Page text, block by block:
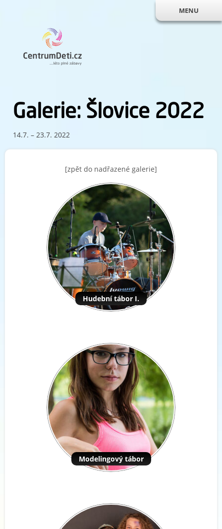
MENU
Galerie: Šlovice 2022
14.7. – 23.7. 2022
[zpět do nadřazené galerie]
Hudební tábor I.
Modelingový tábor